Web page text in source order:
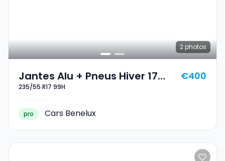
2 photos
Jantes Alu + Pneus Hiver 17
235/55 R17 99H
235/55 R17 99H
€400
pro Cars Benelux